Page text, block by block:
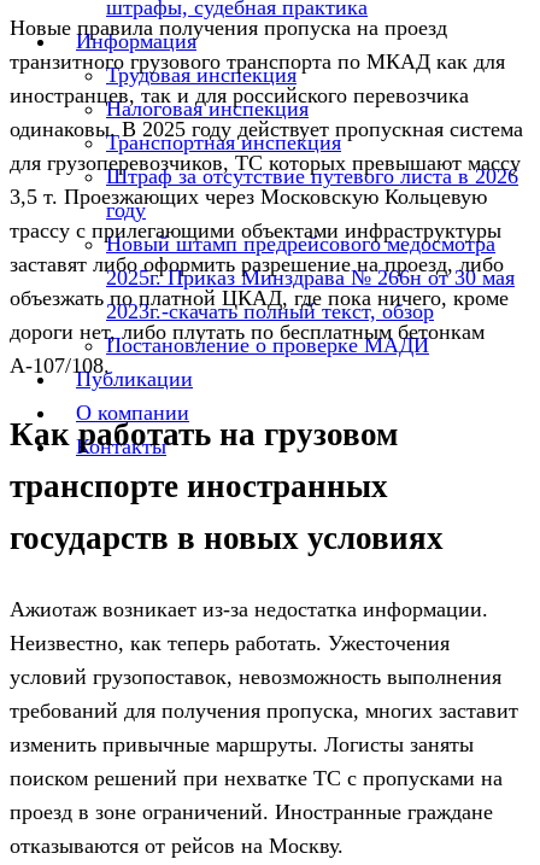
штрафы, судебная практика
Информация
Трудовая инспекция
Налоговая инспекция
Транспортная инспекция
Штраф за отсутствие путевого листа в 2026
году
Новый штамп предрейсового медосмотра
2025г. Приказ Минздрава № 266н от 30 мая
2023г.-скачать полный текст, обзор
Постановление о проверке МАДИ
Публикации
О компании
Контакты
Новые правила получения пропуска на проезд
транзитного грузового транспорта по МКАД как для
иностранцев, так и для российского перевозчика
одинаковы. В 2025 году действует пропускная система
для грузоперевозчиков, ТС которых превышают массу
3,5 т. Проезжающих через Московскую Кольцевую
трассу с прилегающими объектами инфраструктуры
заставят либо оформить разрешение на проезд, либо
объезжать по платной ЦКАД, где пока ничего, кроме
дороги нет, либо плутать по бесплатным бетонкам
А-107/108.
Как работать на грузовом
транспорте иностранных
государств в новых условиях
Ажиотаж возникает из-за недостатка информации.
Неизвестно, как теперь работать. Ужесточения
условий грузопоставок, невозможность выполнения
требований для получения пропуска, многих заставит
изменить привычные маршруты. Логисты заняты
поиском решений при нехватке ТС с пропусками на
проезд в зоне ограничений. Иностранные граждане
отказываются от рейсов на Москву.